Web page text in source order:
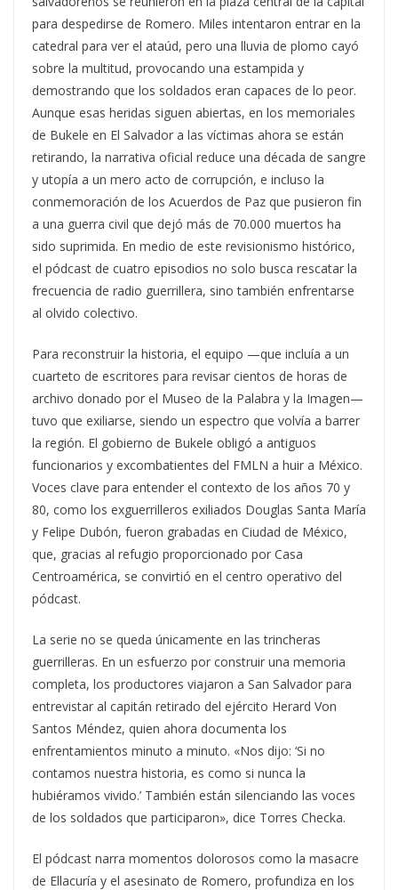
para despedirse de Romero. Miles intentaron entrar en la
catedral para ver el ataúd, pero una lluvia de plomo cayó
sobre la multitud, provocando una estampida y
demostrando que los soldados eran capaces de lo peor.
Aunque esas heridas siguen abiertas, en los memoriales
de Bukele en El Salvador a las víctimas ahora se están
retirando, la narrativa oficial reduce una década de sangre
y utopía a un mero acto de corrupción, e incluso la
conmemoración de los Acuerdos de Paz que pusieron fin
a una guerra civil que dejó más de 70.000 muertos ha
sido suprimida. En medio de este revisionismo histórico,
el pódcast de cuatro episodios no solo busca rescatar la
frecuencia de radio guerrillera, sino también enfrentarse
al olvido colectivo.
Para reconstruir la historia, el equipo —que incluía a un
cuarteto de escritores para revisar cientos de horas de
archivo donado por el Museo de la Palabra y la Imagen—
tuvo que exiliarse, siendo un espectro que volvía a barrer
la región. El gobierno de Bukele obligó a antiguos
funcionarios y excombatientes del FMLN a huir a México.
Voces clave para entender el contexto de los años 70 y
80, como los exguerrilleros exiliados Douglas Santa María
y Felipe Dubón, fueron grabadas en Ciudad de México,
que, gracias al refugio proporcionado por Casa
Centroamérica, se convirtió en el centro operativo del
pódcast.
La serie no se queda únicamente en las trincheras
guerrilleras. En un esfuerzo por construir una memoria
completa, los productores viajaron a San Salvador para
entrevistar al capitán retirado del ejército Herard Von
Santos Méndez, quien ahora documenta los
enfrentamientos minuto a minuto. «Nos dijo: ‘Si no
contamos nuestra historia, es como si nunca la
hubiéramos vivido.’ También están silenciando las voces
de los soldados que participaron», dice Torres Checka.
El pódcast narra momentos dolorosos como la masacre
de Ellacuría y el asesinato de Romero, profundiza en los